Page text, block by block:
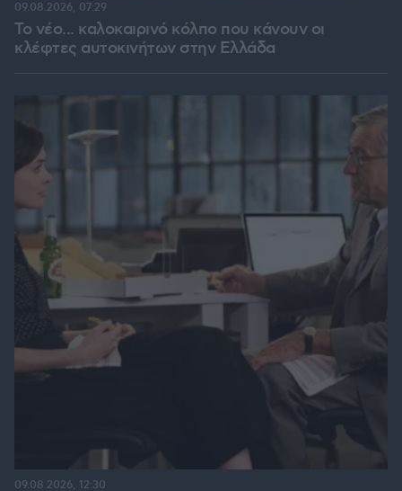
Το νέο... καλοκαιρινό κόλπο που κάνουν οι
κλέφτες αυτοκινήτων στην Ελλάδα
09.08.2026, 07:29
09.08.2026, 12:30